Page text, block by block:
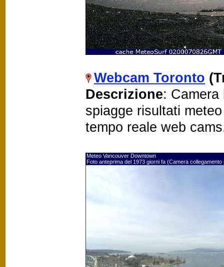
Webcam Toronto
Descrizione: Camera
spiagge risultati
tempo reale web
Meteo Vancouver Downtown
Foto anteprima del 1973 giorni fa (Camera collegamento